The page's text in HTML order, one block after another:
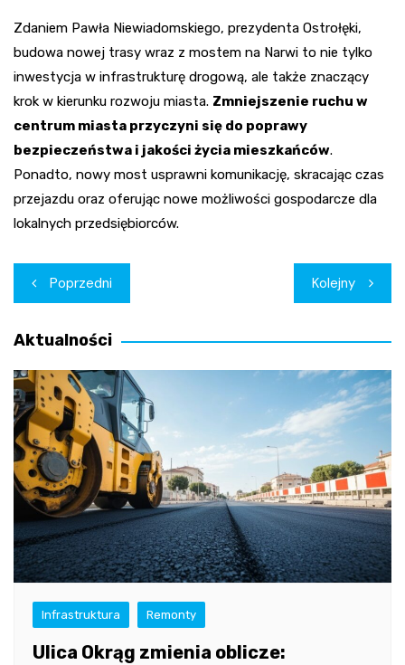
Zdaniem Pawła Niewiadomskiego, prezydenta Ostrołęki,
budowa nowej trasy wraz z mostem na Narwi to nie tylko
inwestycja w infrastrukturę drogową, ale także znaczący
krok w kierunku rozwoju miasta. Zmniejszenie ruchu w
centrum miasta przyczyni się do poprawy
bezpieczeństwa i jakości życia mieszkańców.
Ponadto, nowy most usprawni komunikację, skracając czas
przejazdu oraz oferując nowe możliwości gospodarcze dla
lokalnych przedsiębiorców.
Nawigacja
wpisu
Poprzedni Kolejny
Aktualności
Infrastruktura Remonty
Ulica Okrąg zmienia oblicze: